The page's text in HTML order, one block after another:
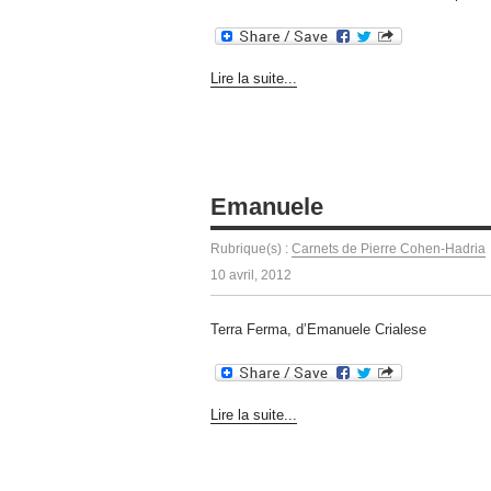
Lire la suite...
Emanuele
Rubrique(s) : Carnets de Pierre Cohen-Hadria
10 avril, 2012
Terra Ferma, d’Emanuele Crialese
Lire la suite...